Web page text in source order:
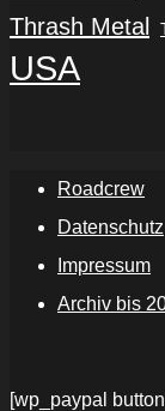
Thrash Metal
USA
Roadcrew
Datenschutz
Impressum
Archiv bis
[wp_paypal